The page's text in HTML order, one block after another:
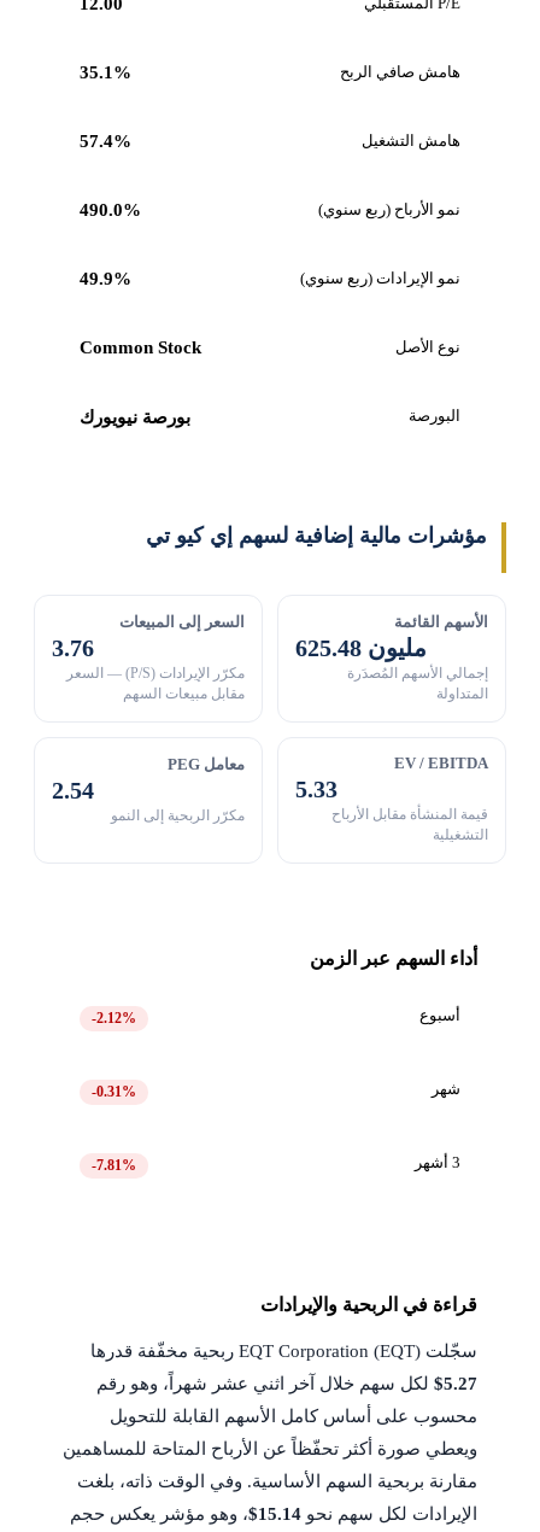
هامش صافي الربح 35.1%
هامش التشغيل 57.4%
نمو الأرباح (ربع سنوي) 490.0%
نمو الإيرادات (ربع سنوي) 49.9%
نوع الأصل Common Stock
البورصة بورصة نيويورك
مؤشرات مالية إضافية لسهم إي كيو تي
الأسهم القائمة
625.48 مليون
إجمالي الأسهم المُصدَرة
المتداولة
السعر إلى المبيعات
3.76
مكرّر الإيرادات (P/S) — السعر
مقابل مبيعات السهم
EV / EBITDA
5.33
قيمة المنشأة مقابل الأرباح
التشغيلية
معامل PEG
2.54
مكرّر الربحية إلى النمو
أداء السهم عبر الزمن
أسبوع -2.12%
شهر -0.31%
3 أشهر -7.81%
قراءة في الربحية والإيرادات
سجّلت EQT Corporation (EQT) ربحية مخفّفة قدرها
$5.27لكل سهم خلال آخر اثني عشر شهراً، وهو رقم
محسوب على أساس كامل الأسهم القابلة للتحويل
ويعطي صورة أكثر تحفّظاً عن الأرباح المتاحة للمساهمين
مقارنة بربحية السهم الأساسية. وفي الوقت ذاته، بلغت
الإيرادات لكل سهم نحو $15.14، وهو مؤشر يعكس حجم